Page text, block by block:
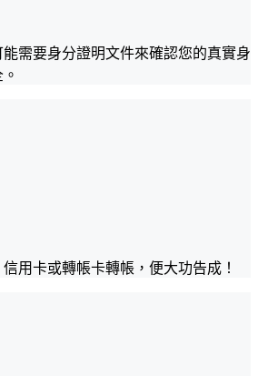
需要身分證明文件來確認您的真實身
用卡或轉帳卡轉帳，便大功告成！